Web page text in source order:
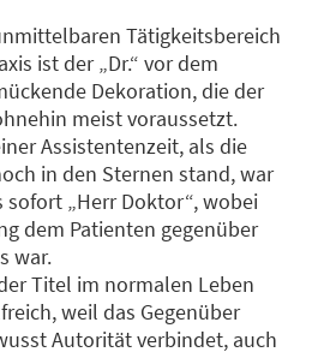
Tätigkeitsbereich
ist der „Dr.“ vor dem
Dekoration, die der
meist voraussetzt.
Assistentenzeit, als die
in den Sternen stand, war
sofort „Herr Doktor“, wobei
dem Patienten gegenüber
war.
Titel im normalen Leben
weil das Gegenüber
Autorität verbindet, auch